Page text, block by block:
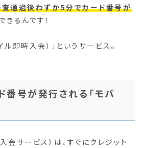
通過後わずか5分でカード番号が
きるんです！
ル即時入会）」というサービス。
番号が発行される「モバ
会サービス）は、すぐにクレジット